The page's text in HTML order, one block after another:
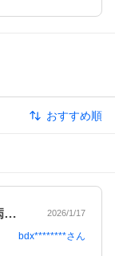
おすすめ順
脂肪肝もありますが、仕事が忙しく病院に… 2026/1/17
bdx********さん